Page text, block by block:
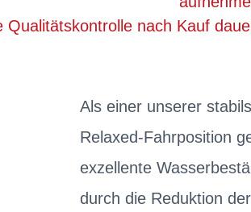
Qualitätskontrolle nach Kauf
Als einer unserer
Relaxed-Fahrposition
exzellente
durch die Reduktion